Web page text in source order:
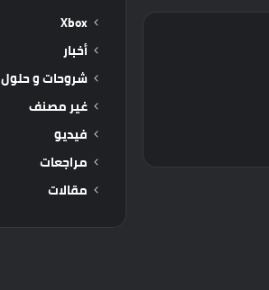
Xbox
أخبار
شروحات و حلول
غير مصنف
فيديو
مراجعات
مقالات